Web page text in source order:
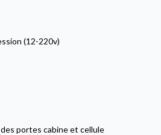
(12-220v)
portes cabine et cellule